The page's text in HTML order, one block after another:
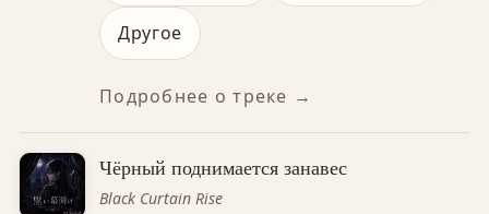
Другое
Подробнее о треке →
Чёрный поднимается занавес
Black Curtain Rise